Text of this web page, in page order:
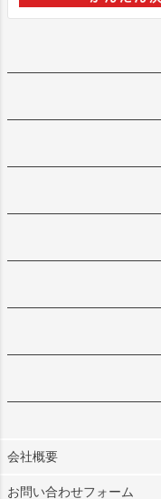
会社概要
お問い合わせフォーム